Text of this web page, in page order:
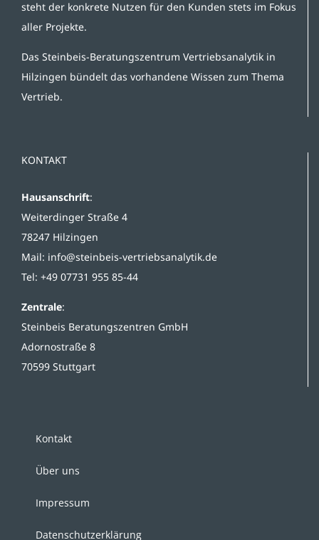
steht der konkrete Nutzen für den Kunden stets im Fokus
aller Projekte.
Das Steinbeis-Beratungszentrum Vertriebsanalytik in
Hilzingen bündelt das vorhandene Wissen zum Thema
Vertrieb.
KONTAKT
Hausanschrift:
Weiterdinger Straße 4
78247 Hilzingen
Mail: info@steinbeis-vertriebsanalytik.de
Tel: +49 07731 955 85-44
Zentrale:
Steinbeis Beratungszentren GmbH
Adornostraße 8
70599 Stuttgart
Kontakt
Über uns
Impressum
Datenschutzerklärung